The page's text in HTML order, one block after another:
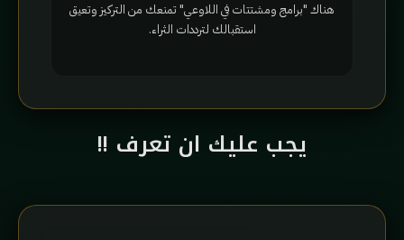
هناك "برامج ومشتتات في اللاوعي" تمنعك من التركيز وتعيق
استقبالك لترددات الثراء.
يجب عليك ان تعرف !!